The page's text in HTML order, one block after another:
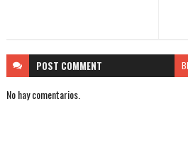
POST COMMENT
No hay comentarios.